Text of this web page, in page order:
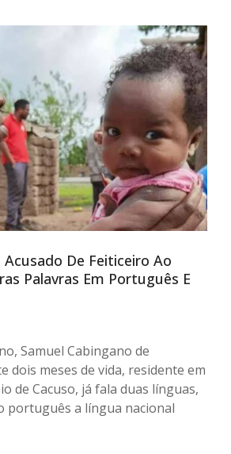
Acusado De Feiticeiro Ao
Palavras Em Português E
Samuel Cabingano de
dois meses de vida, residente em
de Cacuso, já fala duas línguas,
português a língua nacional